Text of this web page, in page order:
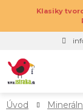
Klasiky
Úvod